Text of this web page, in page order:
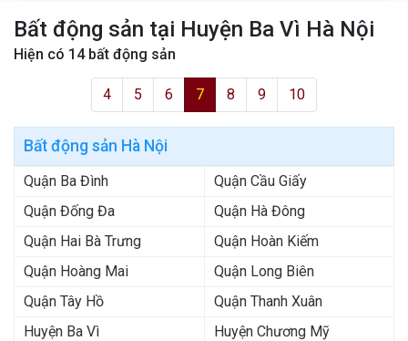
Bất động sản tại Huyện Ba Vì Hà Nội
Hiện có 14bất động sản
4 5 6 7 8 9 10
Bất động sản Hà Nội
Quận Ba Đình
Quận Cầu Giấy
Quận Đống Đa
Quận Hà Đông
Quận Hai Bà Trưng
Quận Hoàn Kiếm
Quận Hoàng Mai
Quận Long Biên
Quận Tây Hồ
Quận Thanh Xuân
Huyện Ba Vì
Huyện Chương Mỹ